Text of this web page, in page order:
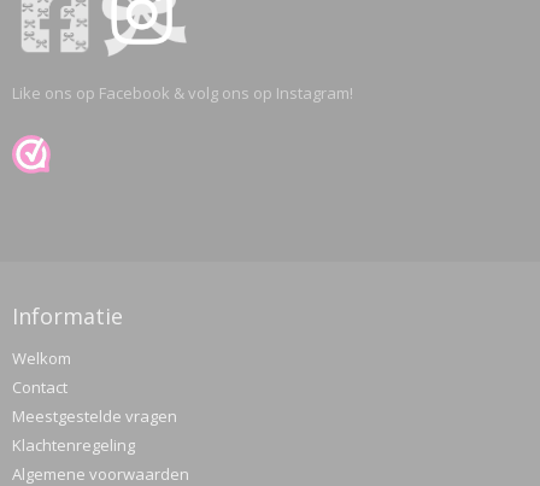
Like ons op Facebook & volg ons op Instagram!
Informatie
Welkom
Contact
Meestgestelde vragen
Klachtenregeling
Algemene voorwaarden